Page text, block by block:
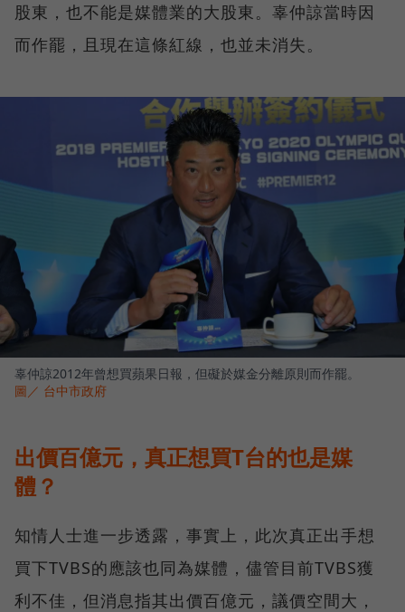
股東，也不能是媒體業的大股東。辜仲諒當時因
而作罷，且現在這條紅線，也並未消失。
辜仲諒2012年曾想買蘋果日報，但礙於媒金分離原則而作罷。
圖／ 台中市政府
出價百億元，真正想買T台的也是媒
體？
知情人士進一步透露，事實上，此次真正出手想
買下TVBS的應該也同為媒體，儘管目前TVBS獲
利不佳，但消息指其出價百億元，議價空間大，